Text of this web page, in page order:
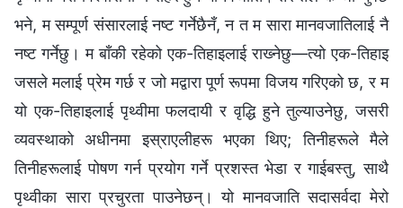
भने, म सम्पूर्ण संसारलाई नष्ट गर्नेछैनँ, न त म सारा मानवजातिलाई नै
नष्ट गर्नेछु। म बाँकी रहेको एक-तिहाइलाई राख्‍नेछु—त्यो एक-तिहाइ
जसले मलाई प्रेम गर्छ र जो मद्वारा पूर्ण रूपमा विजय गरिएको छ, र म
यो एक-तिहाइलाई पृथ्वीमा फलदायी र वृद्धि हुने तुल्याउनेछु, जसरी
व्यवस्थाको अधीनमा इस्राएलीहरू भएका थिए; तिनीहरूले मैले
तिनीहरूलाई पोषण गर्न प्रयोग गर्ने प्रशस्त भेडा र गाईबस्तु, साथै
पृथ्वीका सारा प्रचुरता पाउनेछन्। यो मानवजाति सदासर्वदा मेरो